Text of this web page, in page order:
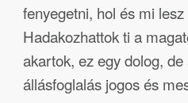
fenyegetni, hol és mi
Hadakozhattok ti a
akartok, ez egy dolog,
állásfoglalás jogos és